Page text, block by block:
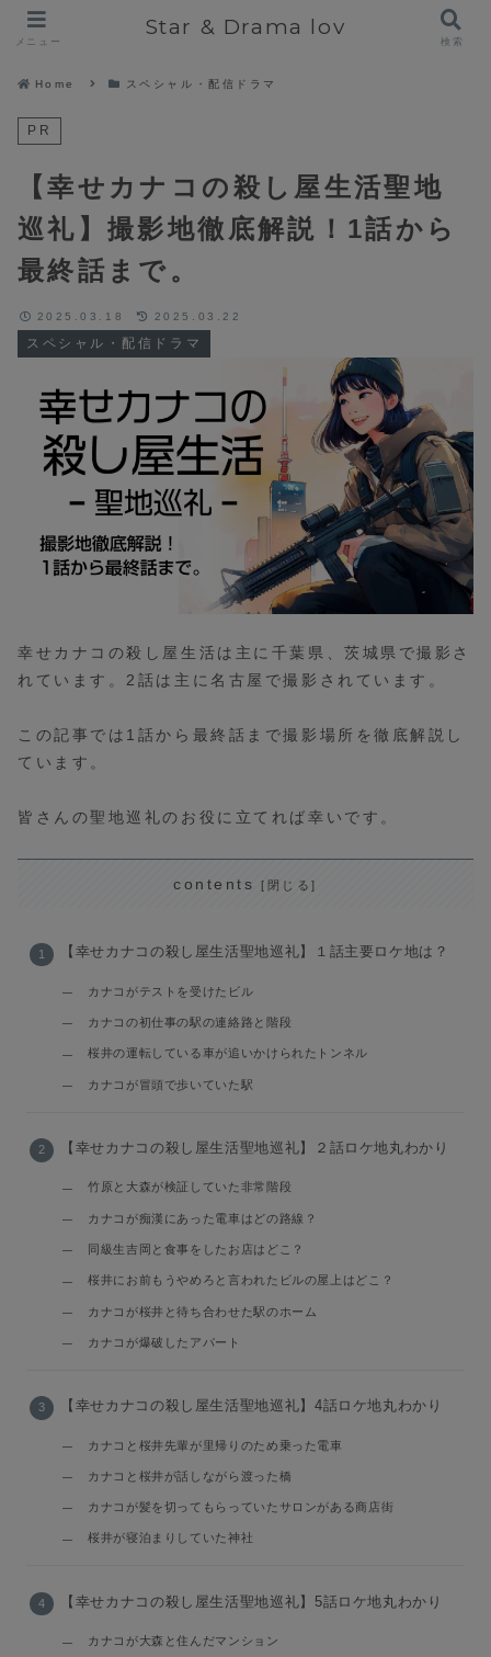
Home スペシャル・配信ドラマ
PR
【幸せカナコの殺し屋生活聖地
巡礼】撮影地徹底解説！1話から
最終話まで。
スペシャル・配信ドラマ
2025.03.18 2025.03.22
幸せカナコの殺し屋生活は主に千葉県、茨城県で撮影さ
れています。2話は主に名古屋で撮影されています。
この記事では1話から最終話まで撮影場所を徹底解説し
ています。
皆さんの聖地巡礼のお役に立てれば幸いです。
contents
【幸せカナコの殺し屋生活聖地巡礼】１話主要ロケ地は？
カナコがテストを受けたビル
カナコの初仕事の駅の連絡路と階段
桜井の運転している車が追いかけられたトンネル
カナコが冒頭で歩いていた駅
【幸せカナコの殺し屋生活聖地巡礼】２話ロケ地丸わかり
竹原と大森が検証していた非常階段
カナコが痴漢にあった電車はどの路線？
同級生吉岡と食事をしたお店はどこ？
桜井にお前もうやめろと言われたビルの屋上はどこ？
カナコが桜井と待ち合わせた駅のホーム
カナコが爆破したアパート
【幸せカナコの殺し屋生活聖地巡礼】4話ロケ地丸わかり
カナコと桜井先輩が里帰りのため乗った電車
カナコと桜井が話しながら渡った橋
カナコが髪を切ってもらっていたサロンがある商店街
桜井が寝泊まりしていた神社
【幸せカナコの殺し屋生活聖地巡礼】5話ロケ地丸わかり
カナコが大森と住んだマンション
メニュー
Star & Drama lov
検索